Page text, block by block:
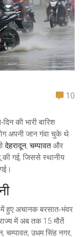
10
की भारी बारिश
अपनी जान गंवा चुके थे
देहरादून,चम्पावतऔर
गई, जिससे स्थानीय
हुए अचानक बरसात‑भंवर
में अब तक 15 मौतें
चम्पावत, उधम सिंह नगर,